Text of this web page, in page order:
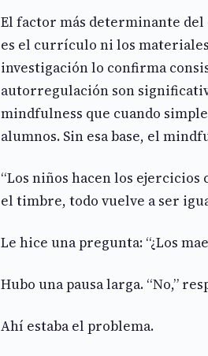
El factor más determinante
es el currículo ni los
investigación lo confirma
autorregulación son
mindfulness que cuando
alumnos. Sin esa base, el
“Los niños hacen los ejercicios
el timbre, todo vuelve a ser
Le hice una pregunta: “¿Los
Hubo una pausa larga. “No,”
Ahí estaba el problema.